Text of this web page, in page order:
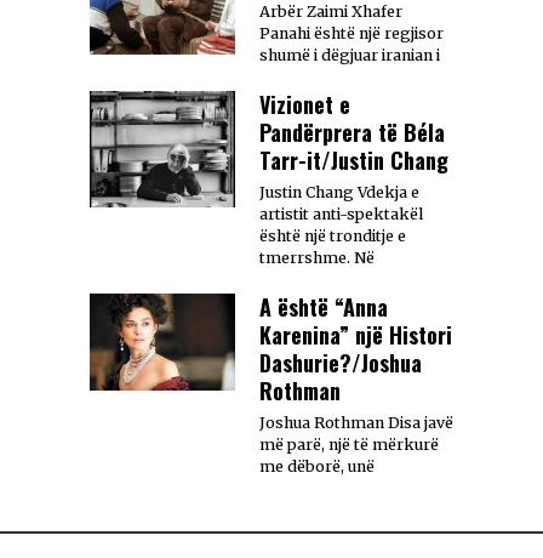
Arbër Zaimi Xhafer
Panahi është një regjisor
shumë i dëgjuar iranian i
Vizionet e
Pandërprera të Béla
Tarr-it/Justin Chang
Justin Chang Vdekja e
artistit anti-spektakël
është një tronditje e
tmerrshme. Në
A është “Anna
Karenina” një Histori
Dashurie?/Joshua
Rothman
Joshua Rothman Disa javë
më parë, një të mërkurë
me dëborë, unë